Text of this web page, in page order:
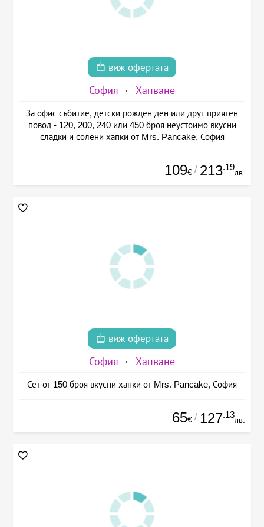
виж офертата
София Хапване
За офис събитие, детски рожден ден или друг приятен
повод - 120, 200, 240 или 450 броя неустоимо вкусни
сладки и солени хапки от Mrs. Pancake, София
109€ / 213.19
лв.
виж офертата
София Хапване
Сет от 150 броя вкусни хапки от Mrs. Pancake, София
65€ / 127.13
лв.